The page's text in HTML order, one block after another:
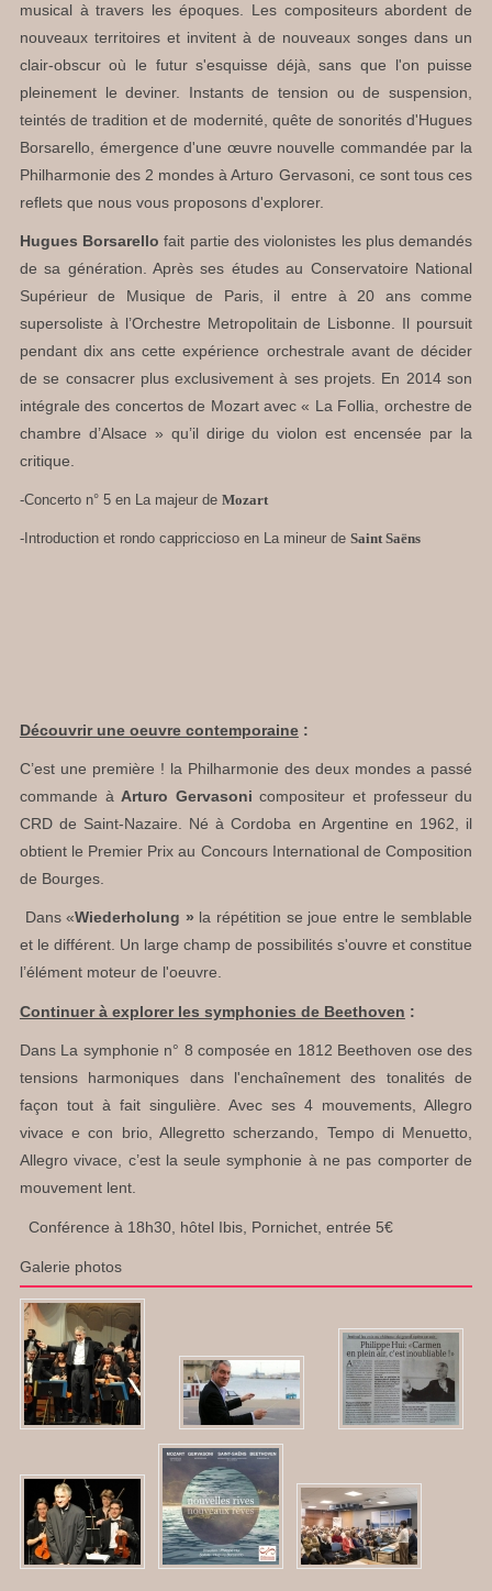
musical à travers les époques. Les compositeurs abordent de
nouveaux territoires et invitent à de nouveaux songes dans un
clair-obscur où le futur s'esquisse déjà, sans que l'on puisse
pleinement le deviner. Instants de tension ou de suspension,
teintés de tradition et de modernité, quête de sonorités d'Hugues
Borsarello, émergence d'une œuvre nouvelle commandée par la
Philharmonie des 2 mondes à Arturo Gervasoni, ce sont tous ces
reflets que nous vous proposons d'explorer.
Hugues Borsarello fait partie des violonistes les plus demandés
de sa génération. Après ses études au Conservatoire National
Supérieur de Musique de Paris, il entre à 20 ans comme
supersoliste à l’Orchestre Metropolitain de Lisbonne. Il poursuit
pendant dix ans cette expérience orchestrale avant de décider
de se consacrer plus exclusivement à ses projets. En 2014 son
intégrale des concertos de Mozart avec « La Follia, orchestre de
chambre d’Alsace » qu’il dirige du violon est encensée par la
critique.
-Concerto n° 5 en La majeur de Mozart
-Introduction et rondo cappriccioso en La mineur de Saint Saëns
Découvrir une oeuvre contemporaine:
C’est une première ! la Philharmonie des deux mondes a passé
commande à Arturo Gervasoni compositeur et professeur du
CRD de Saint-Nazaire. Né à Cordoba en Argentine en 1962, il
obtient le Premier Prix au Concours International de Composition
de Bourges.
Dans «Wiederholung » la répétition se joue entre le semblable
et le différent. Un large champ de possibilités s'ouvre et constitue
l’élément moteur de l'oeuvre.
Continuer à explorer les symphonies de Beethoven :
Dans La symphonie n° 8 composée en 1812 Beethoven ose des
tensions harmoniques dans l'enchaînement des tonalités de
façon tout à fait singulière. Avec ses 4 mouvements, Allegro
vivace e con brio, Allegretto scherzando, Tempo di Menuetto,
Allegro vivace, c’est la seule symphonie à ne pas comporter de
mouvement lent.
Conférence à 18h30, hôtel Ibis, Pornichet, entrée 5€
Galerie photos